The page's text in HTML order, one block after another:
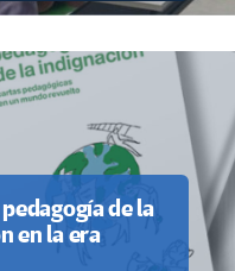
de la
en la era